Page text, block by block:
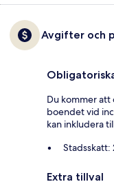
Avgifter och
Du kommer
boendet vid
kan inkludera
Stadsskatt:
Extra tillval